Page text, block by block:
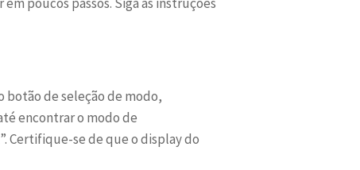
botão de seleção de modo,
encontrar o modo de
Certifique-se de que o display do